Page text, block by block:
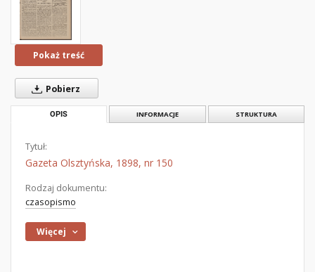
Pokaż treść
Pobierz
OPIS INFORMACJE STRUKTURA
Tytuł:
Gazeta Olsztyńska, 1898, nr 150
Rodzaj dokumentu:
czasopismo
Więcej